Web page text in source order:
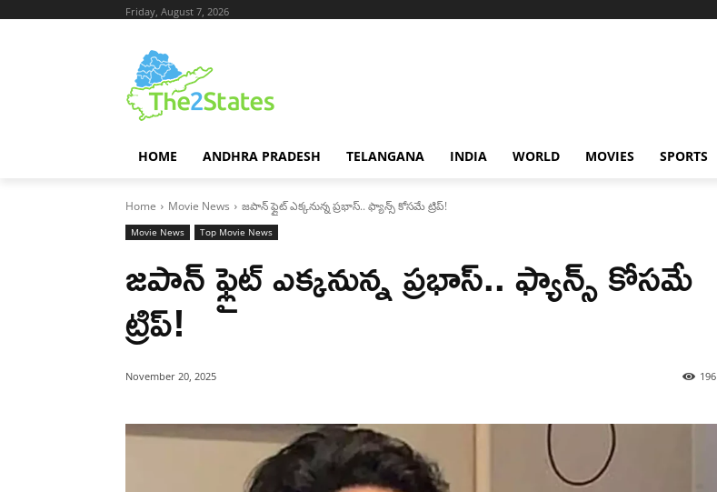
Friday, August 7, 2026
HOME ANDHRA PRADESH TELANGANA INDIA WORLD MOVIES SPORTS
Home Movie News జపాన్ ఫ్లైట్ ఎక్కనున్న ప్రభాస్.. ఫ్యాన్స్ కోసమే ట్రిప్!
Movie News Top Movie News
జపాన్ ఫ్లైట్ ఎక్కనున్న ప్రభాస్.. ఫ్యాన్స్ కోసమే
ట్రిప్!
November 20, 2025 196